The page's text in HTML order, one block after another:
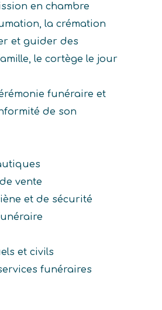
en chambre
la crémation
et guider des
le cortège le jour
funéraire et
de son
vente
et de sécurité
et civils
funéraires